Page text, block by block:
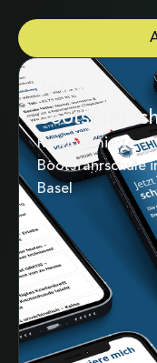
Jehle
Rennommierte
Bootsfahrschule
Basel